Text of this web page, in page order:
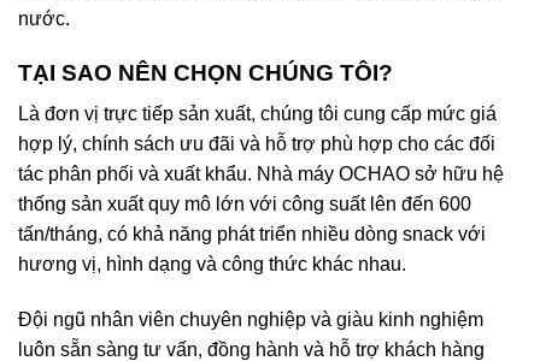
nước.
TẠI SAO NÊN CHỌN CHÚNG TÔI?
Là đơn vị trực tiếp sản xuất, chúng tôi cung cấp mức giá
hợp lý, chính sách ưu đãi và hỗ trợ phù hợp cho các đối
tác phân phối và xuất khẩu. Nhà máy OCHAO sở hữu hệ
thống sản xuất quy mô lớn với công suất lên đến 600
tấn/tháng, có khả năng phát triển nhiều dòng snack với
hương vị, hình dạng và công thức khác nhau.
Đội ngũ nhân viên chuyên nghiệp và giàu kinh nghiệm
luôn sẵn sàng tư vấn, đồng hành và hỗ trợ khách hàng